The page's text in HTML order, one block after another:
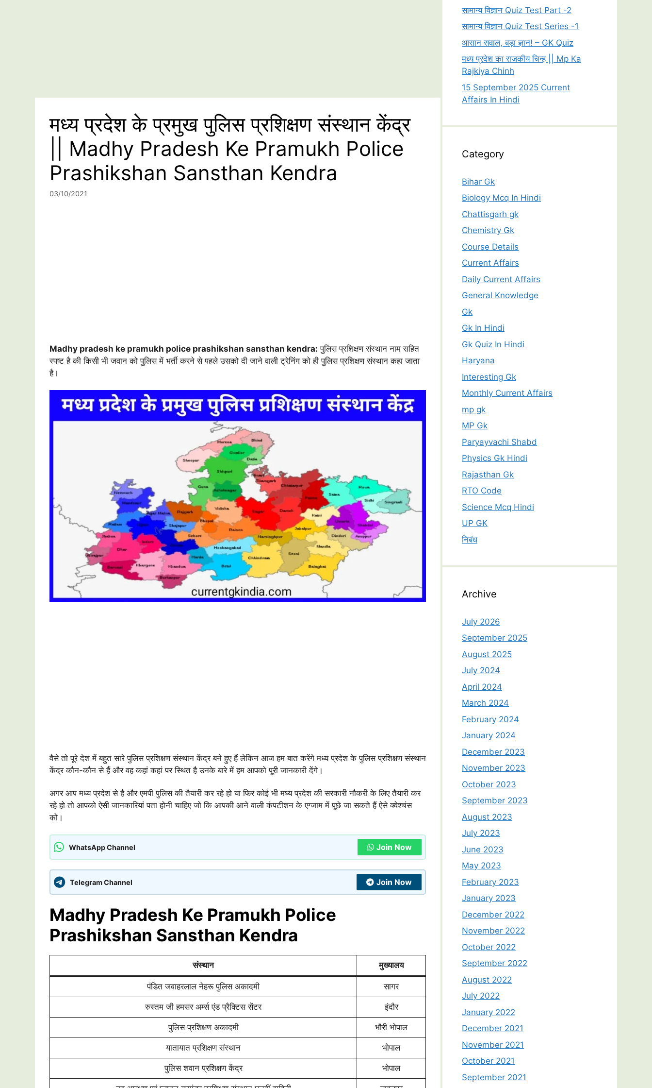
मध्य प्रदेश के प्रमुख पुलिस प्रशिक्षण संस्थान केंद्र
|| Madhy Pradesh Ke Pramukh Police
Prashikshan Sansthan Kendra
03/10/2021
Madhy pradesh ke pramukh police prashikshan sansthan kendra: पुलिस प्रशिक्षण संस्थान नाम सहित
स्पष्ट है की किसी भी जवान को पुलिस में भर्ती करने से पहले उसको दी जाने वाली ट्रेनिंग को ही पुलिस प्रशिक्षण संस्थान कहा जाता
है।
वैसे तो पूरे देश में बहुत सारे पुलिस प्रशिक्षण संस्थान केंद्र बने हुए हैं लेकिन आज हम बात करेंगे मध्य प्रदेश के पुलिस प्रशिक्षण संस्थान
केंद्र कौन-कौन से हैं और वह कहां कहां पर स्थित है उनके बारे में हम आपको पूरी जानकारी देंगे।
अगर आप मध्य प्रदेश से है और एमपी पुलिस की तैयारी कर रहे हो या फिर कोई भी मध्य प्रदेश की सरकारी नौकरी के लिए तैयारी कर
रहे हो तो आपको ऐसी जानकारियां पता होनी चाहिए जो कि आपकी आने वाली कंपटीशन के एग्जाम में पूछे जा सकते हैं ऐसे क्वेश्चंस
को।
WhatsApp Channel Join Now
Telegram Channel Join Now
Madhy Pradesh Ke Pramukh Police
Prashikshan Sansthan Kendra
संस्थान मुख्यालय
पंडित जवाहरलाल नेहरू पुलिस अकादमी सागर
रुस्तम जी हमसर अर्म्स एंड प्रैक्टिस सेंटर इंदौर
पुलिस प्रशिक्षण अकादमी भौरी भोपाल
यातायात प्रशिक्षण संस्थान भोपाल
पुलिस शवान प्रशिक्षण केंद्र भोपाल
सामान्य विज्ञान Quiz Test Part -2
सामान्य विज्ञान Quiz Test Series -1
आसान सवाल, बड़ा ज्ञान! – GK Quiz
मध्य प्रदेश का राजकीय चिन्ह || Mp Ka
Rajkiya Chinh
15 September 2025 Current
Affairs In Hindi
Category
Bihar Gk
Biology Mcq In Hindi
Chattisgarh gk
Chemistry Gk
Course Details
Current Affairs
Daily Current Affairs
General Knowledge
Gk
Gk In Hindi
Gk Quiz In Hindi
Haryana
Interesting Gk
Monthly Current Affairs
mp gk
MP Gk
Paryayvachi Shabd
Physics Gk Hindi
Rajasthan Gk
RTO Code
Science Mcq Hindi
UP GK
निबंध
Archive
July 2026
September 2025
August 2025
July 2024
April 2024
March 2024
February 2024
January 2024
December 2023
November 2023
October 2023
September 2023
August 2023
July 2023
June 2023
May 2023
February 2023
January 2023
December 2022
November 2022
October 2022
September 2022
August 2022
July 2022
January 2022
December 2021
November 2021
October 2021
September 2021